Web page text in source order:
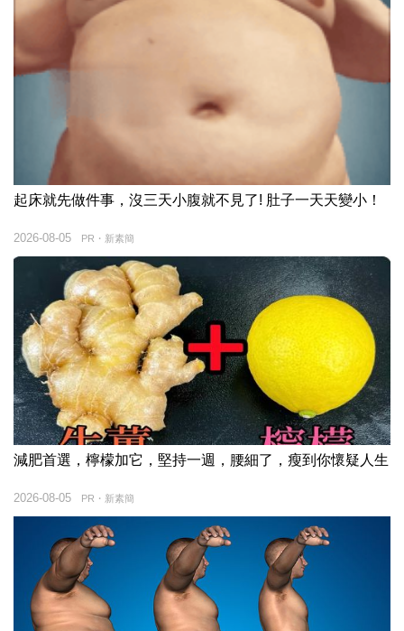
起床就先做件事，沒三天小腹就不見了! 肚子一天天變小！
PR・新素簡
2026-08-05
減肥首選，檸檬加它，堅持一週，腰細了，瘦到你懷疑人生
PR・新素簡
2026-08-05